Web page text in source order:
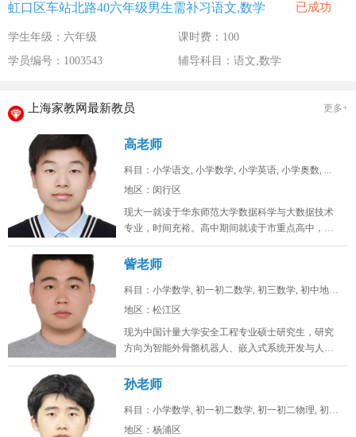
虹口区车站北路40六年级男生需补习语文,数学 已成功
学生年级：六年级
课时费：100
学员编号：1003543
辅导科目：语文,数学
上海家教网最新教员 更多+
高老师
科目：小学语文, 小学数学, 小学英语, 小学奥数, ...
地区：闵行区
现大一就读于华东师范大学数据科学与大数据技术
专业，时间充裕。高中期间就读于市重点高中，总
分常年保持在年极段A+水平，数学...
訾老师
科目：小学数学, 初一初二数学, 初三数学, 初中地理...
地区：松江区
现为中国计量大学安全工程专业硕士研究生，研究
方向为智能外骨骼机器人、嵌入式系统开发与人工
智能算法。目前在卧龙电驱中央研究...
孙老师
科目：小学数学, 初一初二数学, 初一初二物理, 初一...
地区：杨浦区